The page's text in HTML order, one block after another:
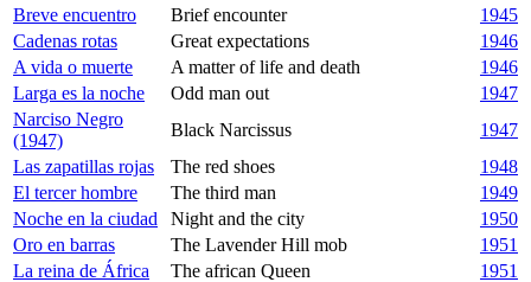
Breve encuentro
Brief encounter
1945
Cadenas rotas
Great expectations
1946
A vida o muerte
A matter of life and death
1946
Larga es la noche
Odd man out
1947
Narciso Negro
(1947)
Black Narcissus
1947
Las zapatillas rojas
The red shoes
1948
El tercer hombre
The third man
1949
Noche en la ciudad
Night and the city
1950
Oro en barras
The Lavender Hill mob
1951
La reina de África
The african Queen
1951